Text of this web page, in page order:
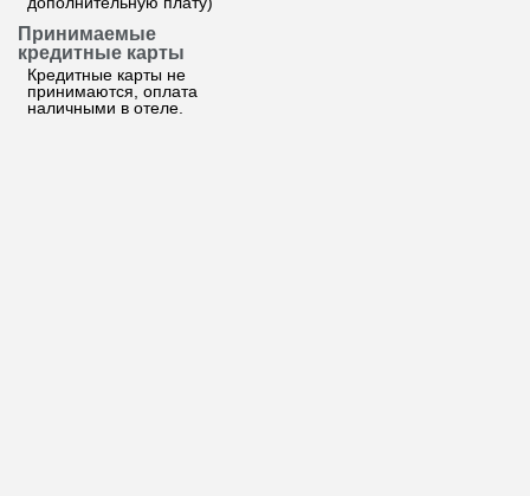
Принимаемые
кредитные карты
Кредитные карты не
принимаются, оплата
наличными в отеле.